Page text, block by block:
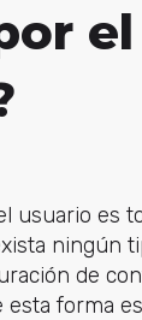
usuario es
ningún
de
forma